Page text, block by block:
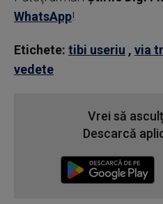
WhatsApp!
Etichete: tibi useriu , via
vedete
Vrei să
Descarcă